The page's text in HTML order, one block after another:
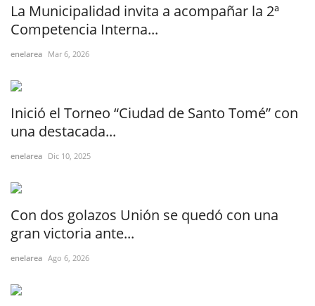
La Municipalidad invita a acompañar la 2ª
Competencia Interna...
enelarea Mar 6, 2026
Inició el Torneo “Ciudad de Santo Tomé” con
una destacada...
enelarea Dic 10, 2025
Con dos golazos Unión se quedó con una
gran victoria ante...
enelarea Ago 6, 2026